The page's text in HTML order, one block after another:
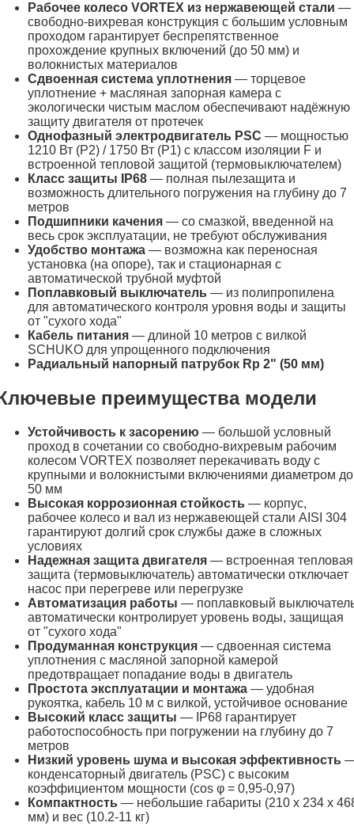
Рабочее колесо VORTEX из нержавеющей стали —
свободно-вихревая конструкция с большим условным
проходом гарантирует беспрепятственное
прохождение крупных включений (до 50 мм) и
волокнистых материалов
Сдвоенная система уплотнения — торцевое
уплотнение + масляная запорная камера с
экологически чистым маслом обеспечивают надёжную
защиту двигателя от протечек
Однофазный электродвигатель PSC — мощностью
1210 Вт (P2) / 1750 Вт (P1) с классом изоляции F и
встроенной тепловой защитой (термовыключателем)
Класс защиты IP68 — полная пылезащита и
возможность длительного погружения на глубину до 7
метров
Подшипники качения — со смазкой, введенной на
весь срок эксплуатации, не требуют обслуживания
Удобство монтажа — возможна как переносная
установка (на опоре), так и стационарная с
автоматической трубной муфтой
Поплавковый выключатель — из полипропилена
для автоматического контроля уровня воды и защиты
от "сухого хода"
Кабель питания — длиной 10 метров с вилкой
SCHUKO для упрощенного подключения
Радиальный напорный патрубок Rp 2" (50 мм)
преимущества модели
Устойчивость к засорению — большой условный
проход в сочетании со свободно-вихревым рабочим
колесом VORTEX позволяет перекачивать воду с
крупными и волокнистыми включениями диаметром до
50 мм
Высокая коррозионная стойкость — корпус,
рабочее колесо и вал из нержавеющей стали AISI 304
гарантируют долгий срок службы даже в сложных
условиях
Надежная защита двигателя — встроенная тепловая
защита (термовыключатель) автоматически отключает
насос при перегреве или перегрузке
Автоматизация работы — поплавковый
автоматически контролирует уровень воды, защищая
от "сухого хода"
Продуманная конструкция — сдвоенная система
уплотнения с масляной запорной камерой
предотвращает попадание воды в двигатель
Простота эксплуатации и монтажа — удобная
рукоятка, кабель 10 м с вилкой, устойчивое основание
Высокий класс защиты — IP68 гарантирует
работоспособность при погружении на глубину до 7
метров
Низкий уровень шума и высокая эффективность
конденсаторный двигатель (PSC) с высоким
коэффициентом мощности (cos φ = 0,95-0,97)
Компактность — небольшие габариты (210 x 234 x
мм) и вес (10.2-11 кг)